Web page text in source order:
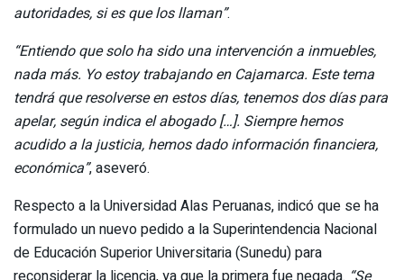
autoridades, si es que los llaman”.
“Entiendo que solo ha sido una intervención a inmuebles,
nada más. Yo estoy trabajando en Cajamarca. Este tema
tendrá que resolverse en estos días, tenemos dos días para
apelar, según indica el abogado […]. Siempre hemos
acudido a la justicia, hemos dado información financiera,
económica”, aseveró.
Respecto a la Universidad Alas Peruanas, indicó que se ha
formulado un nuevo pedido a la Superintendencia Nacional
de Educación Superior Universitaria (Sunedu) para